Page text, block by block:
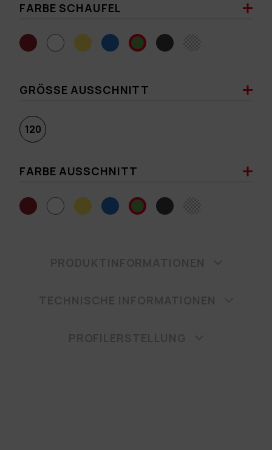
FARBE SCHAUFEL
GRÖSSE AUSSCHNITT
120
FARBE AUSSCHNITT